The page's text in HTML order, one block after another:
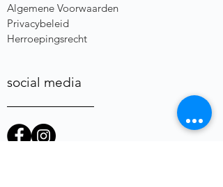
Algemene Voorwaarden
Privacybeleid
Herroepingsrecht
social media